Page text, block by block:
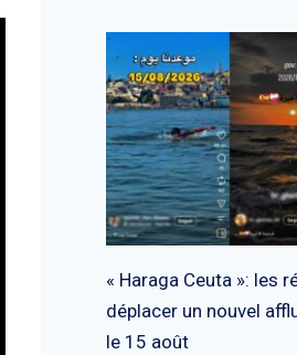
« Haraga Ceuta »: les
déplacer un nouvel
le 15 août